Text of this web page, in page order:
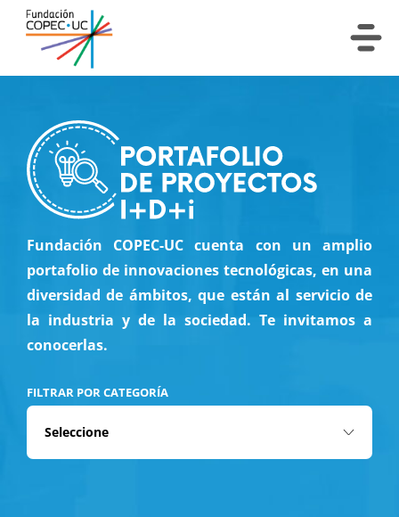
Fundación COPEC-UC cuenta con un amplio
portafolio de innovaciones tecnológicas, en una
diversidad de ámbitos, que están al servicio de
la industria y de la sociedad. Te invitamos a
conocerlas.
FILTRAR POR CATEGORÍA